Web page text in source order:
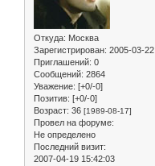
Откуда: Москва
Зарегистрирован: 2005-03-22
Приглашений: 0
Сообщений: 2864
Уважение: [+0/-0]
Позитив: [+0/-0]
Возраст: 36 [1989-08-17]
Провел на форуме:
Не определено
Последний визит:
2007-04-19 15:42:03